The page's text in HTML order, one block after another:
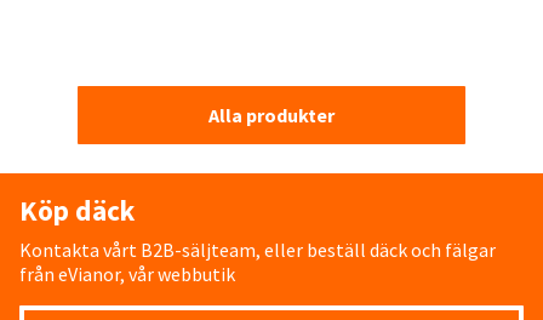
Alla produkter
Köp däck
Kontakta vårt B2B-säljteam, eller beställ däck och fälgar
från eVianor, vår webbutik